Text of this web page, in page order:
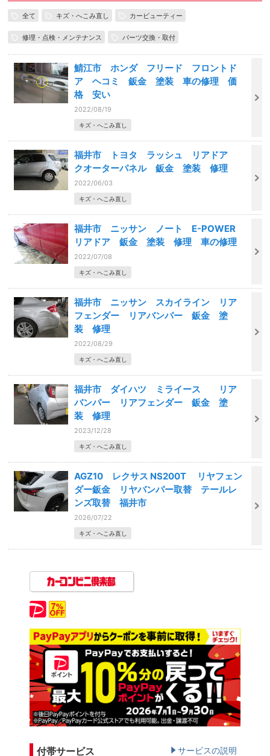
全て キズ・へこみ直し カービューティー
修理・点検・メンテナンス パーツ交換・取付
鯖江市 ホンダ フリード フロントド
ア ヘコミ 鈑金 塗装 車の修理 価
格 安い
2022/08/19
キズ・へこみ直し
福井市 トヨタ ラッシュ リアドア
クオーターパネル 鈑金 塗装 修理
2022/06/03
キズ・へこみ直し
福井市 ニッサン ノート E-POWER
リアドア 鈑金 塗装 修理 車の修理
2022/07/08
キズ・へこみ直し
福井市 ニッサン スカイライン リア
フェンダー リアバンパー 鈑金 塗
装 修理
2022/08/29
キズ・へこみ直し
福井市 ダイハツ ミライース リア
バンパー リアフェンダー 鈑金 塗
装 修理
2023/12/28
キズ・へこみ直し
AGZ10 レクサス NS200T リヤフェン
ダー鈑金 リヤバンパー取替 テールレ
ンズ取替 福井市
2026/07/22
キズ・へこみ直し
付帯サービス サービスの説明